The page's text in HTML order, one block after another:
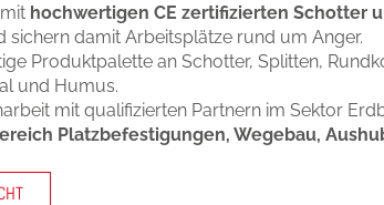
hochwertigen CE zertifizierten Schotter
sichern damit Arbeitsplätze rund um Anger.
Produktpalette an Schotter, Splitten,
und Humus.
mit qualifizierten Partnern im Sektor
Platzbefestigungen, Wegebau,